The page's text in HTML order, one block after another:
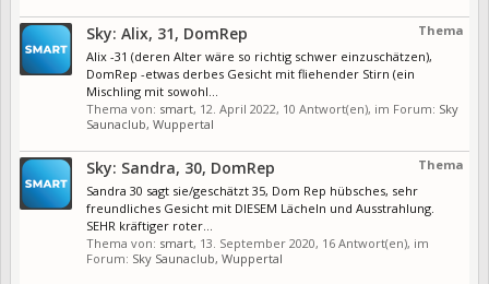
Thema
Sky: Alix, 31, DomRep
Alix -31 (deren Alter wäre so richtig schwer einzuschätzen),
DomRep -etwas derbes Gesicht mit fliehender Stirn (ein
Mischling mit sowohl...
Thema von: smart, 12. April 2022, 10 Antwort(en), im Forum: Sky
Saunaclub, Wuppertal
Thema
Sky: Sandra, 30, DomRep
Sandra 30 sagt sie/geschätzt 35, Dom Rep hübsches, sehr
freundliches Gesicht mit DIESEM Lächeln und Ausstrahlung.
SEHR kräftiger roter...
Thema von: smart, 13. September 2020, 16 Antwort(en), im
Forum: Sky Saunaclub, Wuppertal